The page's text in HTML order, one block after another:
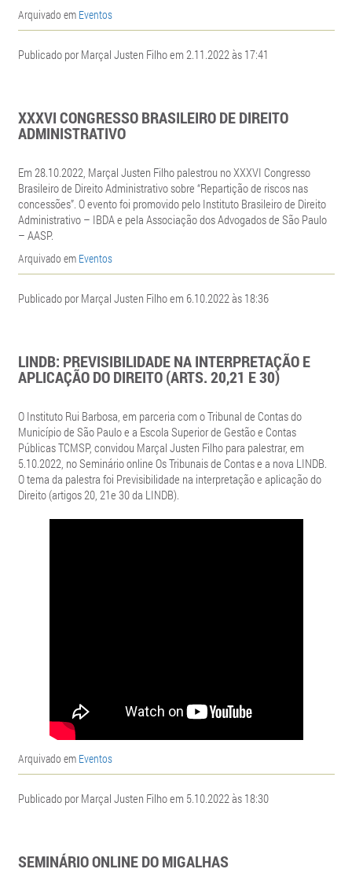
Arquivado em Eventos
Publicado por Marçal Justen Filho em 2.11.2022 às 17:41
XXXVI CONGRESSO BRASILEIRO DE DIREITO
ADMINISTRATIVO
Em 28.10.2022, Marçal Justen Filho palestrou no XXXVI Congresso
Brasileiro de Direito Administrativo sobre “Repartição de riscos nas
concessões”. O evento foi promovido pelo Instituto Brasileiro de Direito
Administrativo – IBDA e pela Associação dos Advogados de São Paulo
– AASP.
Arquivado em Eventos
Publicado por Marçal Justen Filho em 6.10.2022 às 18:36
LINDB: PREVISIBILIDADE NA INTERPRETAÇÃO E
APLICAÇÃO DO DIREITO (ARTS. 20,21 E 30)
O Instituto Rui Barbosa, em parceria com o Tribunal de Contas do
Município de São Paulo e a Escola Superior de Gestão e Contas
Públicas TCMSP, convidou Marçal Justen Filho para palestrar, em
5.10.2022, no Seminário online Os Tribunais de Contas e a nova LINDB.
O tema da palestra foi Previsibilidade na interpretação e aplicação do
Direito (artigos 20, 21e 30 da LINDB).
Arquivado em Eventos
Publicado por Marçal Justen Filho em 5.10.2022 às 18:30
SEMINÁRIO ONLINE DO MIGALHAS